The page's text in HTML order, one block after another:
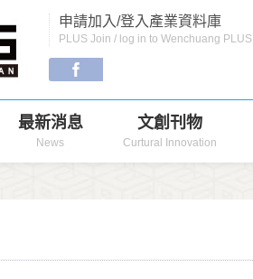
最新消息
News
文創刊物
Curtural Innovation
申請加入/登入產業資料庫
PLUS Join / log in to Wenchuang PLUS